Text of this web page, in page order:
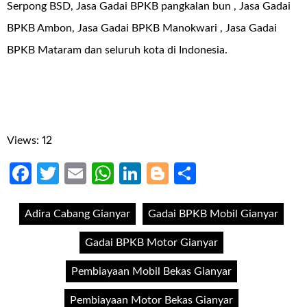
Serpong BSD, Jasa Gadai BPKB pangkalan bun , Jasa Gadai
BPKB Ambon, Jasa Gadai BPKB Manokwari , Jasa Gadai
BPKB Mataram dan seluruh kota di Indonesia.
Views: 12
Facebook
Twitter
EmailWhatsApp
LinkedIn
Blogger
Adira Cabang Gianyar Gadai BPKB Mobil Gianyar
Gadai BPKB Motor Gianyar
Pembiayaan Mobil Bekas Gianyar
Pembiayaan Motor Bekas Gianyar